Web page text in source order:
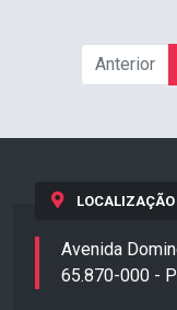
Anterior
LOCALIZAÇÃO
Avenida
65.870-000 -